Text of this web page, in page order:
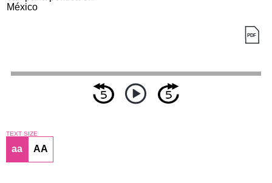
México
TEXT SIZE
aa AA